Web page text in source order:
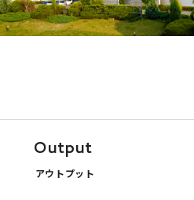
Output
アウトプット